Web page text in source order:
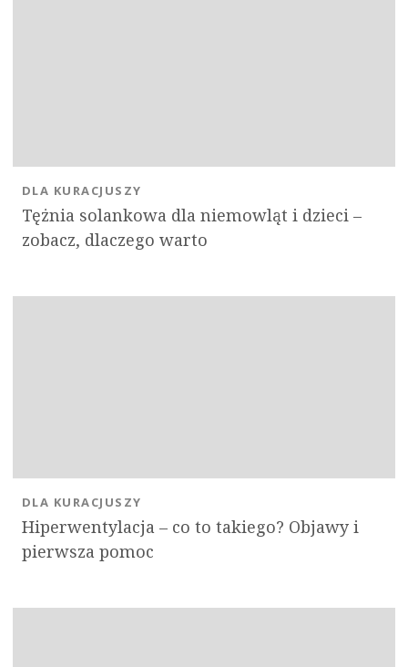
Tężnia solankowa dla niemowląt i dzieci –
zobacz, dlaczego warto
DLA KURACJUSZY
Hiperwentylacja – co to takiego? Objawy i
pierwsza pomoc
DLA KURACJUSZY